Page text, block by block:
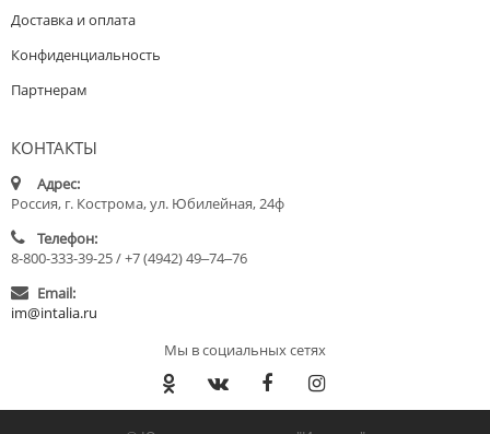
Доставка и оплата
Конфиденциальность
Партнерам
КОНТАКТЫ
Адрес:
Россия, г. Кострома, ул. Юбилейная, 24ф
Телефон:
8-800-333-39-25 / +7 (4942) 49‒74‒76
Email:
im@intalia.ru
Мы в социальных сетях